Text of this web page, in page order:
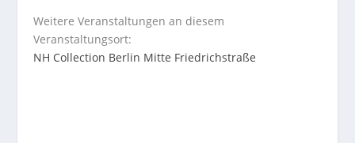
Weitere Veranstaltungen an diesem
Veranstaltungsort:
NH Collection Berlin Mitte Friedrichstraße